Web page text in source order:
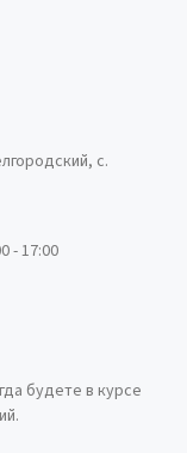
с.
- 17:00
будете в курсе